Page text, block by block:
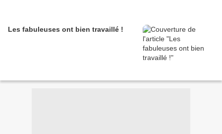
Les fabuleuses ont bien travaillé !